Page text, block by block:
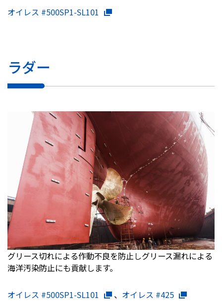
オイレス #500SP1-SL101
ラダー
グリース切れによる作動不良を防止しグリース漏れによる
海洋汚染防止にも貢献します。
オイレス #500SP1-SL101 、 オイレス #425